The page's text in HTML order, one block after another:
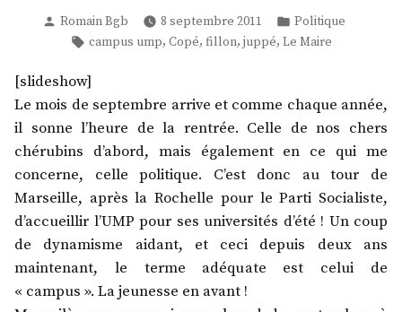
Publié
par
Romain Bgb 8 septembre 2011
Publié
dans
Politique
Étiquettes :
campus ump, Copé, fillon, juppé, Le Maire
[slideshow]
Le mois de septembre arrive et comme chaque année,
il sonne l’heure de la rentrée. Celle de nos chers
chérubins d’abord, mais également en ce qui me
concerne, celle politique. C’est donc au tour de
Marseille, après la Rochelle pour le Parti Socialiste,
d’accueillir l’UMP pour ses universités d’été ! Un coup
de dynamisme aidant, et ceci depuis deux ans
maintenant, le terme adéquate est celui de
« campus ». La jeunesse en avant !